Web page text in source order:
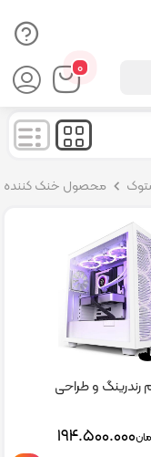
۰
Products
search
محصول خنک کننده
و طراحی
۱۹۴.۵۰۰.۰۰۰